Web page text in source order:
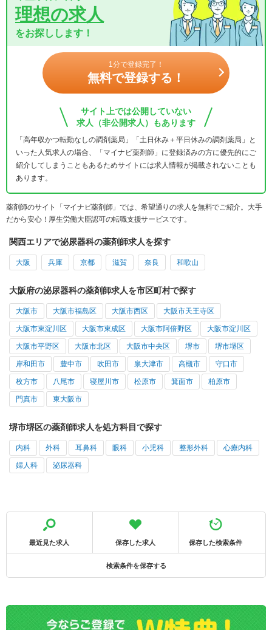
理想の求人
をお探しします！
1分で登録完了！
無料で登録する！
サイト上では公開していない
求人（非公開求人）もあります
「高年収かつ転勤なしの調剤薬局」「土日休み＋平日休みの調剤薬局」と
いった人気求人の場合、「マイナビ薬剤師」に登録済みの方に優先的にご
紹介してしまうこともあるためサイトには求人情報が掲載されないことも
あります。
薬剤師のサイト「マイナビ薬剤師」では、希望通りの求人を無料でご紹介。大手
だから安心！厚生労働大臣認可の転職支援サービスです。
関西エリアで泌尿器科の薬剤師求人を探す
大阪 兵庫 京都 滋賀 奈良 和歌山
大阪府の泌尿器科の薬剤師求人を市区町村で探す
大阪市 大阪市福島区 大阪市西区 大阪市天王寺区
大阪市東淀川区 大阪市東成区 大阪市阿倍野区 大阪市淀川区
大阪市平野区 大阪市北区 大阪市中央区 堺市 堺市堺区
岸和田市 豊中市 吹田市 泉大津市 高槻市 守口市
枚方市 八尾市 寝屋川市 松原市 箕面市 柏原市
門真市 東大阪市
堺市堺区の薬剤師求人を処方科目で探す
内科 外科 耳鼻科 眼科 小児科 整形外科 心療内科
婦人科 泌尿器科
最近見た求人 保存した求人 保存した検索条件
検索条件を保存する